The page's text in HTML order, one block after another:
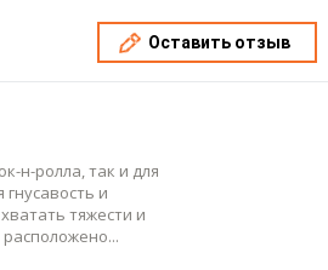
Оставить отзыв
н-ролла, так и для
и
тяжести и